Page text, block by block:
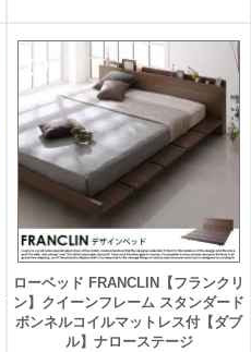
19
ローベッド FRANCLIN【フランクリ
ン】クイーンフレーム スタンダード
ボンネルコイルマットレス付【ダブ
ル】ナローステージ